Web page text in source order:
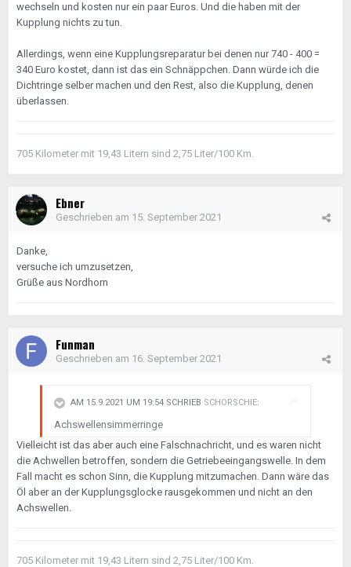
wechseln und kosten nur ein paar Euros. Und die haben mit der
Kupplung nichts zu tun.
Allerdings, wenn eine Kupplungsreparatur bei denen nur 740 - 400 =
340 Euro kostet, dann ist das ein Schnäppchen. Dann würde ich die
Dichtringe selber machen und den Rest, also die Kupplung, denen
überlassen.
705 Kilometer mit 19,43 Litern sind 2,75 Liter/100 Km.
Ebner
Geschrieben am 15. September 2021
Danke,
versuche ich umzusetzen,
Grüße aus Nordhorn
Funman
Geschrieben am 16. September 2021
AM 15.9.2021 UM 19:54 SCHRIEB SCHORSCHIE:
Achswellensimmerringe
Vielleicht ist das aber auch eine Falschnachricht, und es waren nicht
die Achwellen betroffen, sondern die Getriebeeingangswelle. In dem
Fall macht es schon Sinn, die Kupplung mitzumachen. Dann wäre das
Öl aber an der Kupplungsglocke rausgekommen und nicht an den
Achswellen.
705 Kilometer mit 19,43 Litern sind 2,75 Liter/100 Km.